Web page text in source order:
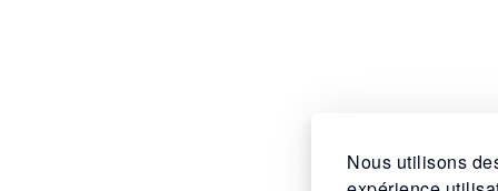
Nous utilisons